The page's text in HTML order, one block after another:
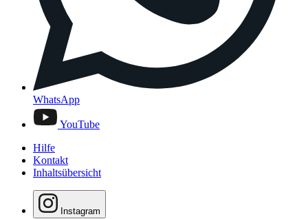
WhatsApp
YouTube
Hilfe
Kontakt
Inhaltsübersicht
Instagram